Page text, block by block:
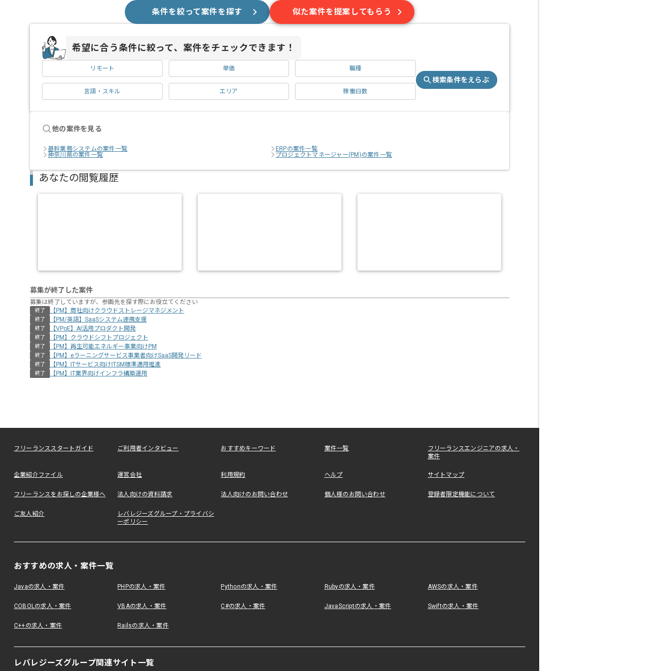
条件を絞って案件を探す 似た案件を提案してもらう
希望に合う条件に絞って、案件をチェックできます！
リモート 単価 職種
言語・スキル エリア 稼働日数
検索条件をえらぶ
他の案件を見る
基幹業務システムの案件一覧
ERPの案件一覧
神奈川県の案件一覧
プロジェクトマネージャー(PM)の案件一覧
あなたの閲覧履歴
募集が終了した案件
募集は終了していますが、参画先を探す際にお役立てください
終了 【PM】商社向けクラウドストレージマネジメント
終了 【PM/英語】SaaSシステム連携支援
終了 【VPoE】AI活用プロダクト開発
終了 【PM】クラウドシフトプロジェクト
終了 【PM】再生可能エネルギー事業向けPM
終了 【PM】eラーニングサービス事業者向けSaaS開発リード
終了 【PM】ITサービス向けITSM標準適用推進
終了 【PM】IT業界向けインフラ構築運用
フリーランススタートガイド ご利用者インタビュー おすすめキーワード 案件一覧
フリーランスエンジニアの求人・
案件
企業紹介ファイル 運営会社 利用規約 ヘルプ サイトマップ
フリーランスをお探しの企業様へ 法人向けの資料請求 法人向けのお問い合わせ 個人様のお問い合わせ 登録者限定機能について
ご友人紹介
レバレジーズグループ・プライバシ
ーポリシー
おすすめの求人・案件一覧
Javaの求人・案件 PHPの求人・案件 Pythonの求人・案件 Rubyの求人・案件 AWSの求人・案件
COBOLの求人・案件 VBAの求人・案件 C#の求人・案件 JavaScriptの求人・案件 Swiftの求人・案件
C++の求人・案件 Railsの求人・案件
レバレジーズグループ関連サイト一覧